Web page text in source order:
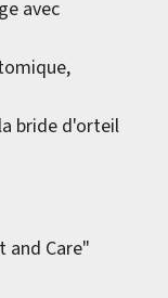
avec
bride d'orteil
and Care"